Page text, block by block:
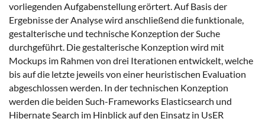
vorliegenden Aufgabenstellung erörtert. Auf Basis der
Ergebnisse der Analyse wird anschließend die funktionale,
gestalterische und technische Konzeption der Suche
durchgeführt. Die gestalterische Konzeption wird mit
Mockups im Rahmen von drei Iterationen entwickelt, welche
bis auf die letzte jeweils von einer heuristischen Evaluation
abgeschlossen werden. In der technischen Konzeption
werden die beiden Such-Frameworks Elasticsearch und
Hibernate Search im Hinblick auf den Einsatz in UsER